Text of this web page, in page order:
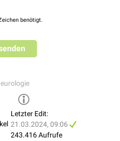
Neglectabgegrenzt. Hier
eine Schädigung des
ist in der Regel intakt.
benötigt.
Letzter Edit:
21.03.2024, 09:06
243.416 Aufrufe